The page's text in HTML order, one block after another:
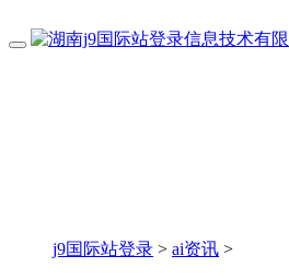
j9国际站登录 > ai资讯 >